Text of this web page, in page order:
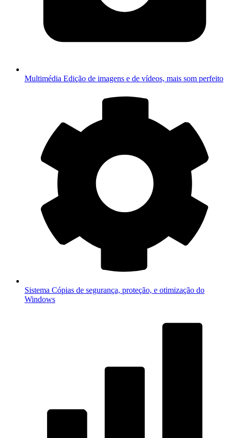
Multimédia Edição de imagens e de vídeos, mais som perfeito
Sistema Cópias de segurança, proteção, e otimização do
Windows